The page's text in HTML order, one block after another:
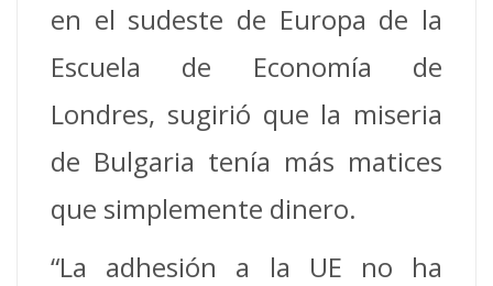
en el sudeste de Europa de la
Escuela de Economía de
Londres, sugirió que la miseria
de Bulgaria tenía más matices
que simplemente dinero.
“La adhesión a la UE no ha